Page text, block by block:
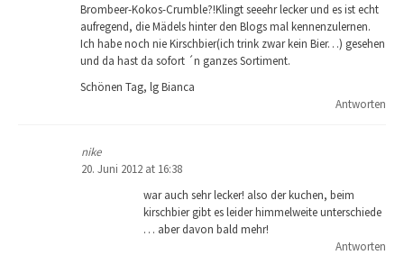
Brombeer-Kokos-Crumble?!Klingt seeehr lecker und es ist echt
aufregend, die Mädels hinter den Blogs mal kennenzulernen.
Ich habe noch nie Kirschbier(ich trink zwar kein Bier…) gesehen
und da hast da sofort ´n ganzes Sortiment.
Schönen Tag, lg Bianca
Antworten
nike
20. Juni 2012 at 16:38
war auch sehr lecker! also der kuchen, beim
kirschbier gibt es leider himmelweite unterschiede
… aber davon bald mehr!
Antworten